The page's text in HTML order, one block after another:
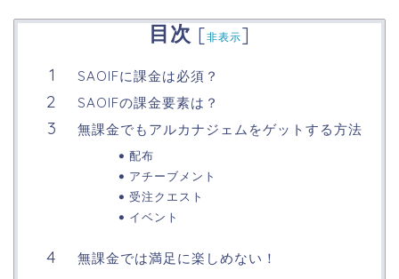
目次 [非表示]
SAOIFに課金は必須？
SAOIFの課金要素は？
無課金でもアルカナジェムをゲットする方法
配布
アチーブメント
受注クエスト
イベント
無課金では満足に楽しめない！